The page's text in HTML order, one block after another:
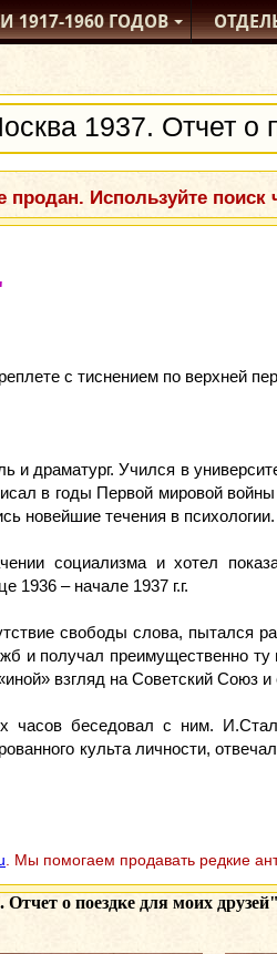
1917-1960ГОДОВ
Используйте
с тиснением по верхней
и драматург. Учился в
в годы Первой мировой
новейшие течения в психологии.
социализма и хотел
1936 – начале 1937 г.г.
свободы слова, пытался
и получал преимущественно
взгляд на Советский Союз
часов беседовал с ним.
культа личности,
. Мы помогаем продавать редкие
о поездке для моих